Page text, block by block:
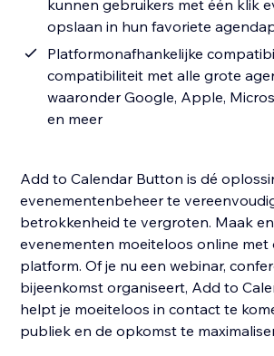
kunnen gebruikers met één klik
opslaan in hun favoriete
Platformonafhankelijke
compatibiliteit met alle grote
waaronder Google, Apple,
en meer
Add to Calendar Button is dé
evenementenbeheer te
betrokkenheid te vergroten. Maak
evenementen moeiteloos online met
platform. Of je nu een webinar,
bijeenkomst organiseert, Add to
helpt je moeiteloos in contact te
publiek en de opkomst te